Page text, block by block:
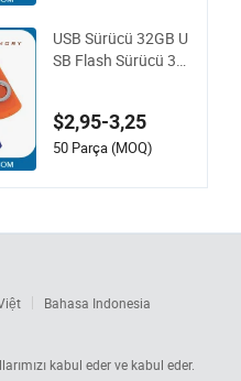
lite
USB Sürücü 32GB U
SB Flash Sürücü 32
ükleme Pen Sürücü
32GB Döner USB Ge
si ile 32GB Orijinal Çi
$2,95-3,25
50 Parça (MOQ)
Bahasa Indonesia
kabul eder ve kabul eder.